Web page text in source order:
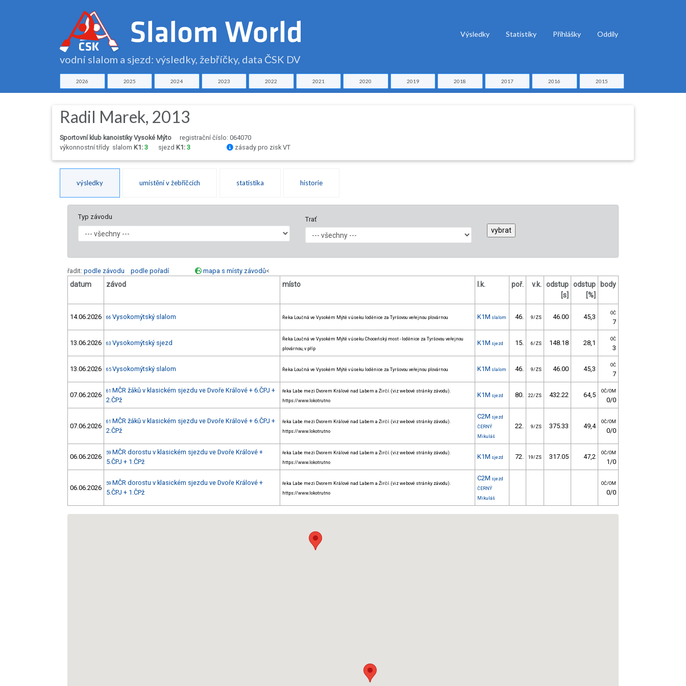
vodní slalom a sjezd: výsledky, žebříčky, data ČSK DV
Výsledky Statistiky Přihlášky Oddíly
2026 2025 2024 2023 2022 2021 2020 2019 2018 2017 2016 2015
Radil Marek, 2013
Sportovní klub kanoistiky Vysoké Mýto
registrační číslo: 064070
výkonnostní třídy slalom K1: 3 sjezd K1: 3 zásady pro zisk VT
výsledky umístění v žebříčcích statistika historie
Typ závodu Trať
řadit: podle závodu podle pořadí mapa s místy závodů<
datum závod místo l.k. poř. v.k. odstup
[s]
odstup
[%]
body
14.06.2026 66 Vysokomýtský slalom Řeka Loučná ve Vysokém Mýtě v úseku loděnice za Tyršovou veřejnou plovárnou K1M slalom 46. 9/ZS 46.00 45,3 OČ
7
13.06.2026 63 Vysokomýtský sjezd
Řeka Loučná ve Vysokém Mýtě v úseku Choceňský most - loděnice za Tyršovou veřejnou
plovárnou, v příp
K1M sjezd 15. 6/ZS 148.18 28,1 OČ
3
13.06.2026 65 Vysokomýtský slalom Řeka Loučná ve Vysokém Mýtě v úseku loděnice za Tyršovou veřejnou plovárnou K1M slalom 46. 9/ZS 46.00 45,3 OČ
7
07.06.2026 61 MČR žáků v klasickém sjezdu ve Dvoře Králové + 6.ČPJ +
2.ČPž
řeka Labe mezi Dvorem Králové nad Labem a Žirčí. (viz webové stránky závodu).
https://www.lokotrutno
K1M sjezd 80. 22/ZS 432.22 64,5 OČ/OM
0/0
07.06.2026
61 MČR žáků v klasickém sjezdu ve Dvoře Králové + 6.ČPJ +
2.ČPž
řeka Labe mezi Dvorem Králové nad Labem a Žirčí. (viz webové stránky závodu).
https://www.lokotrutno
C2M sjezd
ČERNÝ
Mikuláš
22. 9/ZS 375.33 49,4
OČ/OM
0/0
06.06.2026 59 MČR dorostu v klasickém sjezdu ve Dvoře Králové +
5.ČPJ + 1.ČPž
řeka Labe mezi Dvorem Králové nad Labem a Žirčí. (viz webové stránky závodu).
https://www.lokotrutno
K1M sjezd 72. 19/ZS 317.05 47,2 OČ/OM
1/0
06.06.2026
59 MČR dorostu v klasickém sjezdu ve Dvoře Králové +
5.ČPJ + 1.ČPž
řeka Labe mezi Dvorem Králové nad Labem a Žirčí. (viz webové stránky závodu).
https://www.lokotrutno
C2M sjezd
ČERNÝ
Mikuláš
OČ/OM
0/0